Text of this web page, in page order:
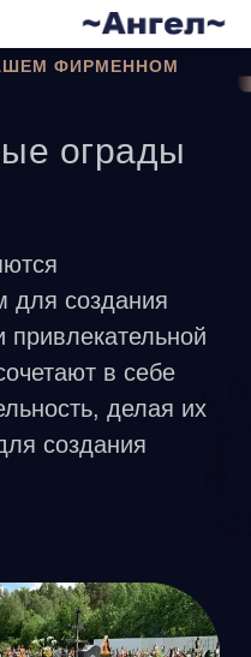
ФИРМЕННОМ
ограды
для создания
привлекательной
в себе
делая их
создания